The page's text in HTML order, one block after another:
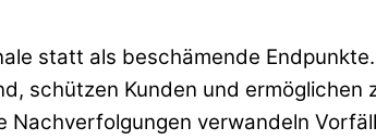
statt als beschämende
schützen Kunden und ermöglichen
verwandeln